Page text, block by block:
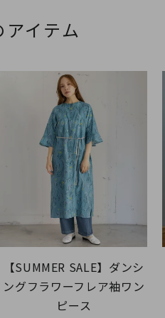
イテム
【SUMMER SALE】ダンシ
ングフラワーフレア袖ワン
ピース